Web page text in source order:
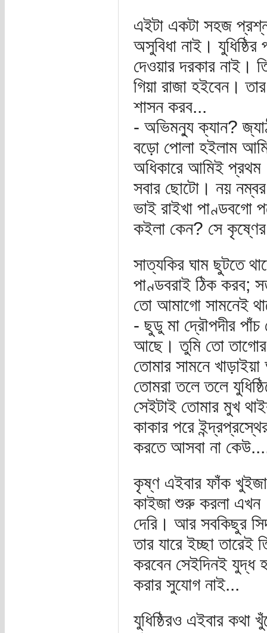
এইটা একটা সহজ
অসুবিধা নাই। যুধিষ্ঠির
দেওয়ার দরকার নাই।
গিয়া রাজা হইবেন।
শাসন করব...
- অভিমন্যু ক্যান?
বড়ো পোলা হইলাম আমি;
অধিকারে আমিই
সবার ছোটো। নয়
ভাই রাইখা পাণ্ডবগো
কইলা কেন? সে কৃষ্ণের
সাত্যকির ঘাম ছুটতে
পাণ্ডবরাই ঠিক করব;
তো আমাগো সামনেই
- ছুডু মা দ্রৌপদীর
আছে। তুমি তো
তোমার সামনে
তোমরা তলে তলে
সেইটাই তোমার মুখ
কাকার পরে
করতে আসবা না
কৃষ্ণ এইবার ফাঁক খুইজা
কাইজা শুরু করলা
দেরি। আর সবকিছুর
তার যারে ইচ্ছা তারেই
করবেন সেইদিনই
করার সুযোগ নাই...
যুধিষ্ঠিরও এইবার